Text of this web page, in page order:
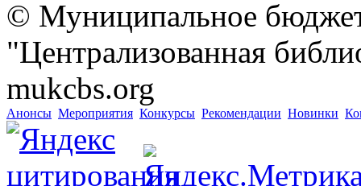
© Муниципальное
"Централизованная
mukcbs.org
Анонсы Мероприятия Конкурсы Рекомендации Новинки